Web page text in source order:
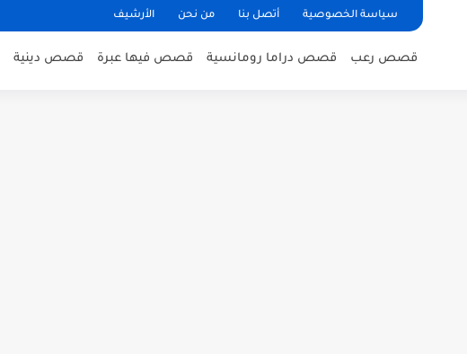
سياسة الخصوصية أتصل بنا من نحن الأرشيف
قصص رعب قصص دراما رومانسية قصص فيها عبرة قصص دينية